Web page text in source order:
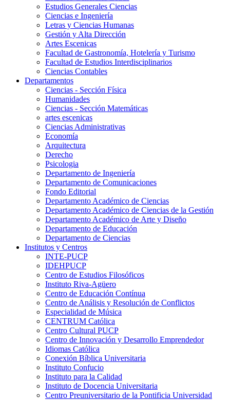
Estudios Generales Ciencias
Ciencias e Ingeniería
Letras y Ciencias Humanas
Gestión y Alta Dirección
Artes Escenicas
Facultad de Gastronomía, Hotelería y Turismo
Facultad de Estudios Interdisciplinarios
Ciencias Contables
Departamentos
Ciencias - Sección Física
Humanidades
Ciencias - Sección Matemáticas
artes escenicas
Ciencias Administrativas
Economía
Arquitectura
Derecho
Psicologia
Departamento de Ingeniería
Departamento de Comunicaciones
Fondo Editorial
Departamento Académico de Ciencias
Departamento Académico de Ciencias de la Gestión
Departamento Académico de Arte y Diseño
Departamento de Educación
Departamento de Ciencias
Institutos y Centros
INTE-PUCP
IDEHPUCP
Centro de Estudios Filosóficos
Instituto Riva-Agüero
Centro de Educación Contínua
Centro de Análisis y Resolución de Conflictos
Especialidad de Música
CENTRUM Católica
Centro Cultural PUCP
Centro de Innovación y Desarrollo Emprendedor
Idiomas Católica
Conexión Bíblica Universitaria
Instituto Confucio
Instituto para la Calidad
Instituto de Docencia Universitaria
Centro Preuniversitario de la Pontificia Universidad